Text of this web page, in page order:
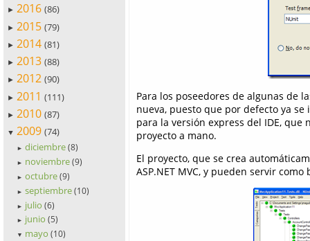
► 2016 (86)
► 2015 (79)
► 2014 (81)
► 2013 (88)
► 2012 (90)
► 2011 (111)
► 2010 (87)
▼ 2009 (74)
► diciembre (8)
► noviembre (9)
► octubre (9)
► septiembre (10)
► julio (6)
► junio (5)
▼ mayo (10)
Para los poseedores de algunas de
nueva, puesto que por defecto ya
para la versión express del IDE,
proyecto a mano.
El proyecto, que se crea
ASP.NET MVC, y pueden servir